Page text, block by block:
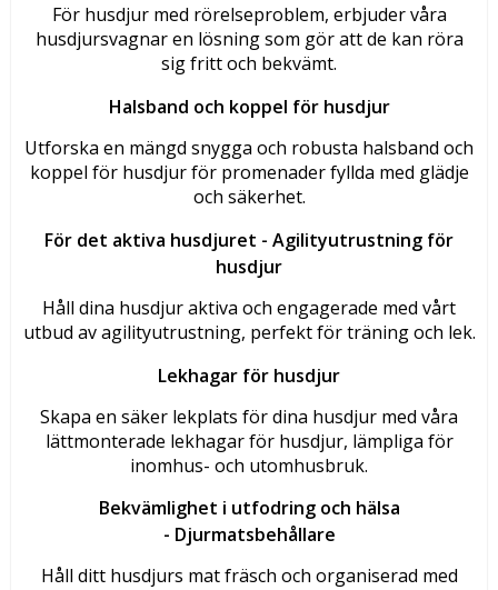
För husdjur med rörelseproblem, erbjuder våra
husdjursvagnar en lösning som gör att de kan röra
sig fritt och bekvämt.
Halsband och koppel för husdjur
Utforska en mängd snygga och robusta halsband och
koppel för husdjur för promenader fyllda med glädje
och säkerhet.
För det aktiva husdjuret - Agilityutrustning för
husdjur
Håll dina husdjur aktiva och engagerade med vårt
utbud av agilityutrustning, perfekt för träning och lek.
Lekhagar för husdjur
Skapa en säker lekplats för dina husdjur med våra
lättmonterade lekhagar för husdjur, lämpliga för
inomhus- och utomhusbruk.
Bekvämlighet i utfodring och hälsa
- Djurmatsbehållare
Håll ditt husdjurs mat fräsch och organiserad med